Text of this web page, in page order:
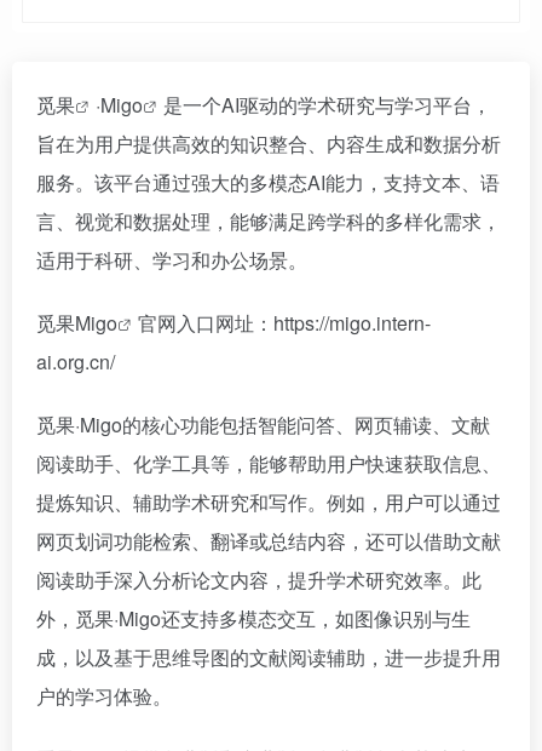
觅果 ·Migo
是一个AI驱动的学术研究与学习平台，
旨在为用户提供高效的知识整合、内容生成和数据分析
服务。该平台通过强大的多模态AI能力，支持文本、语
言、视觉和数据处理，能够满足跨学科的多样化需求，
适用于科研、学习和办公场景。
觅果Migo
官网入口网址：https://migo.intern-
ai.org.cn/
觅果·Migo的核心功能包括智能问答、网页辅读、文献
阅读助手、化学工具等，能够帮助用户快速获取信息、
提炼知识、辅助学术研究和写作。例如，用户可以通过
网页划词功能检索、翻译或总结内容，还可以借助文献
阅读助手深入分析论文内容，提升学术研究效率。此
外，觅果·Migo还支持多模态交互，如图像识别与生
成，以及基于思维导图的文献阅读辅助，进一步提升用
户的学习体验。